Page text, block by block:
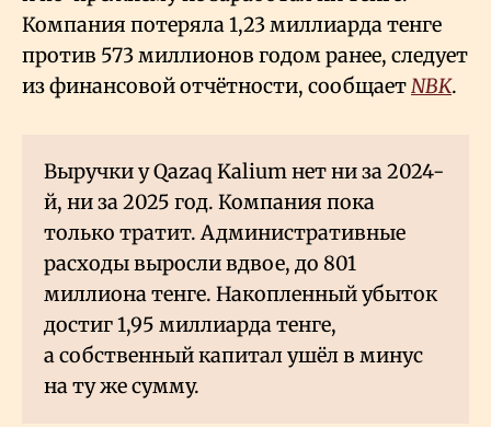
Компания потеряла 1,23 миллиарда тенге
против 573 миллионов годом ранее, следует
из финансовой отчётности, сообщаетNBK.
Выручки у Qazaq Kalium нет ни за 2024-
й, ни за 2025 год. Компания пока
только тратит. Административные
расходы выросли вдвое, до 801
миллиона тенге. Накопленный убыток
достиг 1,95 миллиарда тенге,
а собственный капитал ушёл в минус
на ту же сумму.